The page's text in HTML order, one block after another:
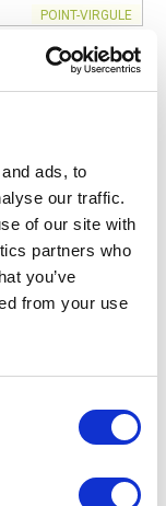
ads, to
our traffic.
of our site with
partners who
you’ve
from your use
POINT-VIRGULE
BROSSES À VAISSELLE
FSC®